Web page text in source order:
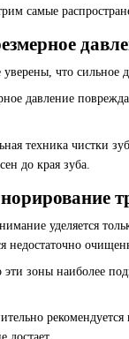
самые
что сильное
давление
техника чистки
до края зуба.
уделяется
недостаточно
зоны наиболее